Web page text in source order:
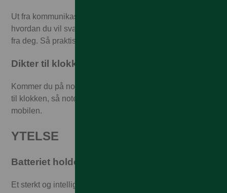
Ut fra kommunikasjonen din lærer
hvordan du vil svare, og automatiserer deretter svarene
fra deg. Så praktisk når du har hendene fulle.
Dikter til klokken, få teksten på mobilen
Kommer du på noe lurt og vil skrive det ned raskt: Dikter
til klokken, så noteres og oppsummeres teksten på
mobilen.
YTELSE
Batteriet holder og holder
Et sterkt og intelligent batteri gjør at du har lang brukstid,